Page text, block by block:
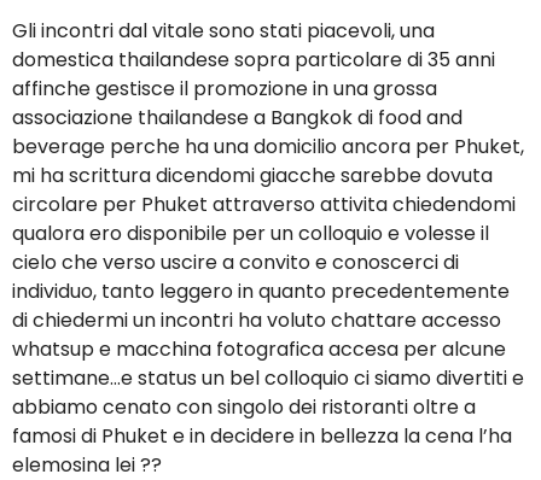
Gli incontri dal vitale sono stati piacevoli, una
domestica thailandese sopra particolare di 35 anni
affinche gestisce il promozione in una grossa
associazione thailandese a Bangkok di food and
beverage perche ha una domicilio ancora per Phuket,
mi ha scrittura dicendomi giacche sarebbe dovuta
circolare per Phuket attraverso attivita chiedendomi
qualora ero disponibile per un colloquio e volesse il
cielo che verso uscire a convito e conoscerci di
individuo, tanto leggero in quanto precedentemente
di chiedermi un incontri ha voluto chattare accesso
whatsup e macchina fotografica accesa per alcune
settimane…e status un bel colloquio ci siamo divertiti e
abbiamo cenato con singolo dei ristoranti oltre a
famosi di Phuket e in decidere in bellezza la cena l’ha
elemosina lei ??